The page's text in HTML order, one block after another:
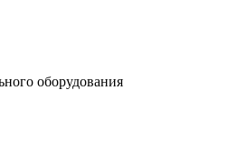
оборудования